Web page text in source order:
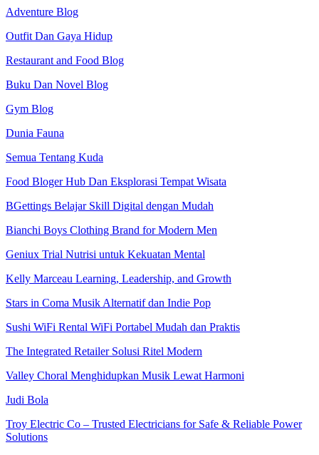
Adventure Blog
Outfit Dan Gaya Hidup
Restaurant and Food Blog
Buku Dan Novel Blog
Gym Blog
Dunia Fauna
Semua Tentang Kuda
Food Bloger Hub Dan Eksplorasi Tempat Wisata
BGettings Belajar Skill Digital dengan Mudah
Bianchi Boys Clothing Brand for Modern Men
Geniux Trial Nutrisi untuk Kekuatan Mental
Kelly Marceau Learning, Leadership, and Growth
Stars in Coma Musik Alternatif dan Indie Pop
Sushi WiFi Rental WiFi Portabel Mudah dan Praktis
The Integrated Retailer Solusi Ritel Modern
Valley Choral Menghidupkan Musik Lewat Harmoni
Judi Bola
Troy Electric Co – Trusted Electricians for Safe & Reliable Power
Solutions